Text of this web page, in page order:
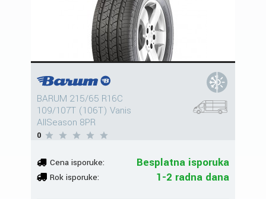
BARUM 215/65 R16C
109/107T (106T) Vanis
AllSeason 8PR
0
Cena isporuke: Besplatna isporuka
Rok isporuke: 1-2 radna dana